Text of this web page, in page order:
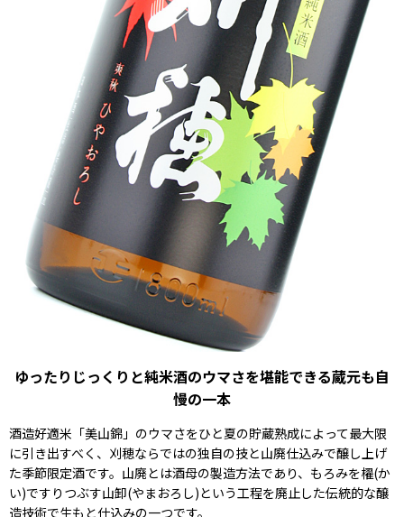
ゆったりじっくりと純米酒のウマさを堪能できる蔵元も自
慢の一本
酒造好適米「美山錦」のウマさをひと夏の貯蔵熟成によって最大限
に引き出すべく、刈穂ならではの独自の技と山廃仕込みで醸し上げ
た季節限定酒です。山廃とは酒母の製造方法であり、もろみを櫂(か
い)ですりつぶす山卸(やまおろし)という工程を廃止した伝統的な醸
造技術で生もと仕込みの一つです。